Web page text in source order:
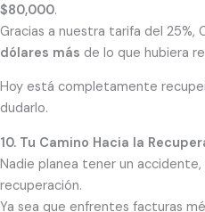
$80,000.
Gracias a nuestra tarifa del 25%,
dólares más de lo que hubiera
Hoy está completamente
dudarlo.
10. Tu Camino Hacia la
Nadie planea tener un
recuperación.
Ya sea que enfrentes facturas